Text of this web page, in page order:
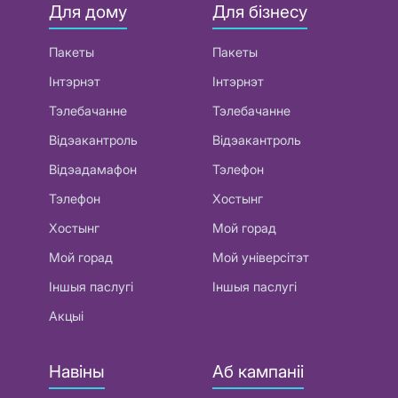
Для дому
Пакеты
Інтэрнэт
Тэлебачанне
Відэакантроль
Відэадамафон
Тэлефон
Хостынг
Мой горад
Іншыя паслугі
Акцыі
Для бізнесу
Пакеты
Інтэрнэт
Тэлебачанне
Відэакантроль
Тэлефон
Хостынг
Мой горад
Мой універсітэт
Іншыя паслугі
Навіны Аб кампаніі